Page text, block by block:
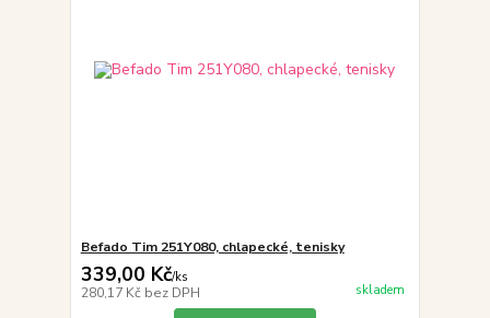
Befado Tim 251Y080, chlapecké, tenisky
339,00 Kč/ks
280,17 Kč bez DPH skladem